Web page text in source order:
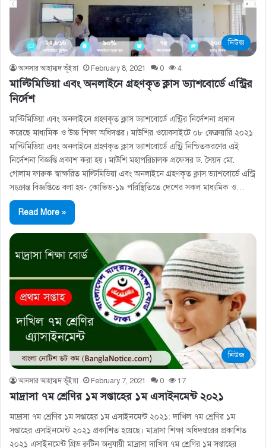
নিউজ
আনসার আহাম্মদ ভূঁইয়া February 8, 2021 0 4
মাল্টিমিডিয়া এবং অনলাইনে গ্রহণকৃত ক্লাস ড্যাশবাের্ডে এন্ট্রির
নির্দেশ
মাল্টিমিডিয়া এবং অনলাইনে গ্রহণকৃত ক্লাস ড্যাশবাের্ডে এন্ট্রির নির্দেশনা প্রদান
করেছে মাধ্যমিক ও উচ্চ শিক্ষা অধিদপ্তর। মাউশির ওয়েবসাইটে ০৮ ফেব্রুয়ারি ২০২১
মাল্টিমিডিয়া এবং অনলাইনে গ্রহণকৃত ক্লাস ড্যাশবাের্ডে এন্ট্রি নিশ্চিতকরণের এই
নির্দেশনা বিজ্ঞপ্তি প্রকাশ করা হয়। মাউশি মহাপরিচালক প্রফেসর ড. সৈয়দ মাে.
গােলাম ফারুক স্বাক্ষরিত মাল্টিমিডিয়া এবং অনলাইনে গ্রহণকৃত ক্লাস ড্যাশবাের্ডে এন্ট্রি
সংক্রান্ত বিজ্ঞপ্তিতে বলা হয়- কোভিড-১৯ পরিস্থিতিতে দেশের সকল মাধ্যমিক ও…
Read More »
নিউজ
আনসার আহাম্মদ ভূঁইয়া February 7, 2021 0 17
মাদ্রাসা ৭ম শ্রেণির ১ম সপ্তাহের ১ম এসাইনমেন্ট ২০২১
মাদ্রাসা ৭ম শ্রেণির ১ম সপ্তাহের ১ম এসাইনমেন্ট ২০২১: দাখিল ৭ম শ্রেণির ১ম
সপ্তাহের এসাইনমেন্ট ২০২১ প্রকাশিত হয়েছে। মাদ্রাসা শিক্ষা অধিদপ্তরের প্রকাশিত
২০২১ এসাইনমেন্ট গ্রিড রুটিন অনুযায়ী মাদ্রাসা দাখিল ৭ম শ্রেণির ১ম সপ্তাহের